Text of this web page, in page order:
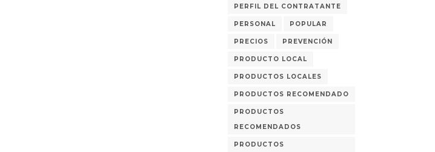
PERFIL DEL CONTRATANTE
PERSONAL POPULAR
PRECIOS PREVENCIÓN
PRODUCTO LOCAL
PRODUCTOS LOCALES
PRODUCTOS RECOMENDADO
PRODUCTOS
RECOMENDADOS
PRODUCTOS